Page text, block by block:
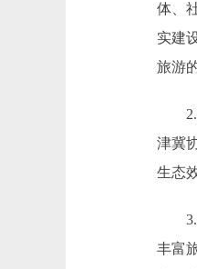
体、
实建
旅游
2.服
津冀
生态
3.问
丰富